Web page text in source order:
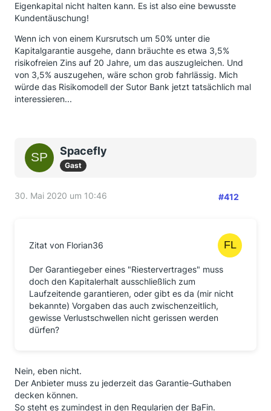
Eigenkapital nicht halten kann. Es ist also eine bewusste
Kundentäuschung!
Wenn ich von einem Kursrutsch um 50% unter die
Kapitalgarantie ausgehe, dann bräuchte es etwa 3,5%
risikofreien Zins auf 20 Jahre, um das auszugleichen. Und
von 3,5% auszugehen, wäre schon grob fahrlässig. Mich
würde das Risikomodell der Sutor Bank jetzt tatsächlich mal
interessieren...
Spacefly
Gast
30. Mai 2020 um 10:46 #412
Zitat von Florian36
Der Garantiegeber eines "Riestervertrages" muss
doch den Kapitalerhalt ausschließlich zum
Laufzeitende garantieren, oder gibt es da (mir nicht
bekannte) Vorgaben das auch zwischenzeitlich,
gewisse Verlustschwellen nicht gerissen werden
dürfen?
Nein, eben nicht.
Der Anbieter muss zu jederzeit das Garantie-Guthaben
decken können.
So steht es zumindest in den Regularien der BaFin.